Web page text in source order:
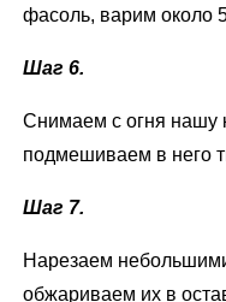
фасоль, варим около
Шаг 6.
Снимаем с огня нашу
подмешиваем в него
Шаг 7.
Нарезаем
обжариваем их в